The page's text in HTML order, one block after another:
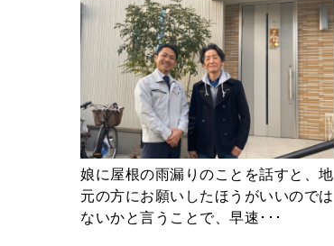
娘に屋根の雨漏りのことを話すと、地
元の方にお願いしたほうがいいのでは
ないかと言うことで、早速･･･